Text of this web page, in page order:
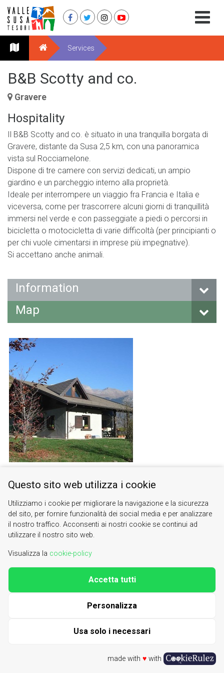
Services
B&B Scotty and co.
Gravere
Hospitality
Il B&B Scotty and co. è situato in una tranquilla borgata di
Gravere, distante da Susa 2,5 km, con una panoramica
vista sul Rocciamelone.
Dispone di tre camere con servizi dedicati, un ampio
giardino e un parcheggio interno alla proprietà.
Ideale per interrompere un viaggio fra Francia e Italia e
viceversa, come per trascorrere alcuni giorni di tranquillità
immersi nel verde e con passeggiate a piedi o percorsi in
bicicletta o motocicletta di varie difficoltà (per principianti o
per chi vuole cimentarsi in imprese più impegnative).
Si accettano anche animali.
Information
Map
Valle di Susa. Tesori di Arte e Cultura Alpina
Contacts|About us
info@vallesusa-tesori.it| phone 0122622640
|Cookie Policy
Questo sito web utilizza i cookie
Utilizziamo i cookie per migliorare la navigazione e la sicurezza
del sito, per fornire funzionalità dei social media e per analizzare
il nostro traffico. Acconsenti ai nostri cookie se continui ad
utilizzare il nostro sito web.
Visualizza la cookie-policy
Usa solo i necessari
Personalizza
Accetta tutti
made with ♥with